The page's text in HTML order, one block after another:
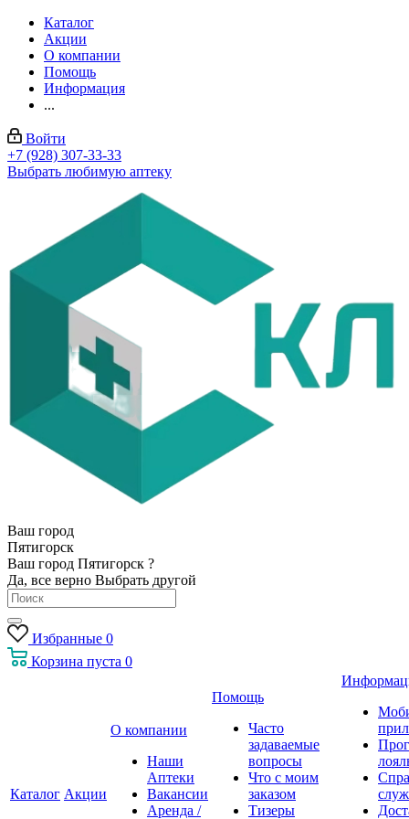
Каталог
Акции
О компании
Помощь
Информация
...
Войти
+7 (928) 307-33-33
Выбрать любимую аптеку
Ваш город
Пятигорск
Ваш город Пятигорск ?
Да, все верно Выбрать другой
Избранные 0
Корзина пуста 0
Каталог Акции
О компании
Наши
Аптеки
Вакансии
Аренда /
Помощь
Часто
задаваемые
вопросы
Что с моим
заказом
Тизеры